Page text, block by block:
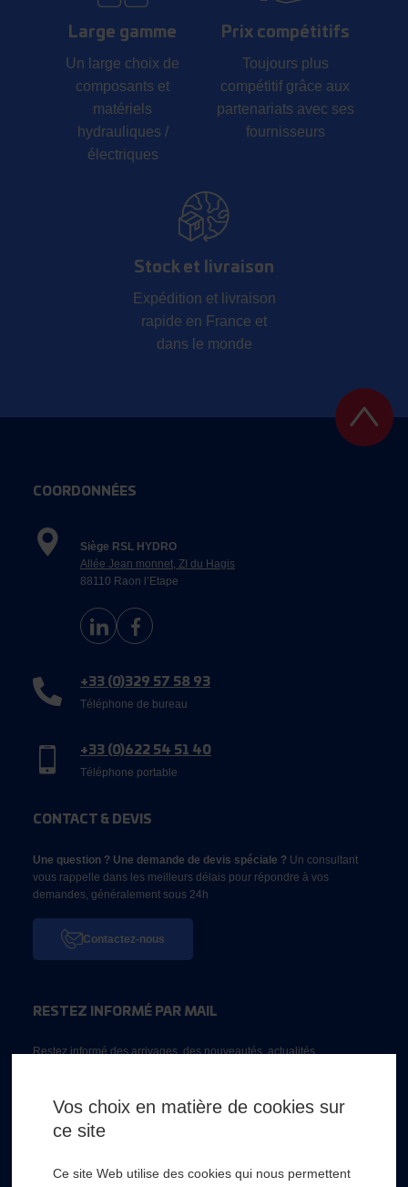
Large gamme
Un large choix de
composants et
matériels
hydrauliques /
électriques
Prix compétitifs
Toujours plus
compétitif grâce aux
partenariats avec ses
fournisseurs
Stock et livraison
Expédition et livraison
rapide en France et
dans le monde
COORDONNÉES
Siège RSL HYDRO
Allée Jean monnet, ZI du Hagis
88110 Raon l’Etape
+33 (0)329 57 58 93
Téléphone de bureau
+33 (0)622 54 51 40
Téléphone portable
CONTACT & DEVIS
Une question ? Une demande de devis spéciale ? Un consultant
vous rappelle dans les meilleurs délais pour répondre à vos
demandes, généralement sous 24h
Contactez-nous
RESTEZ INFORMÉ PAR MAIL
Restez informé des arrivages, des nouveautés, actualités...
Vos choix en matière de cookies sur
ce site
Ce site Web utilise des cookies qui nous permettent